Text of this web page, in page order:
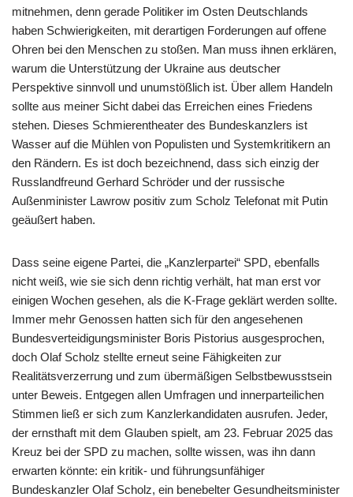
mitnehmen, denn gerade Politiker im Osten Deutschlands
haben Schwierigkeiten, mit derartigen Forderungen auf offene
Ohren bei den Menschen zu stoßen. Man muss ihnen erklären,
warum die Unterstützung der Ukraine aus deutscher
Perspektive sinnvoll und unumstößlich ist. Über allem Handeln
sollte aus meiner Sicht dabei das Erreichen eines Friedens
stehen. Dieses Schmierentheater des Bundeskanzlers ist
Wasser auf die Mühlen von Populisten und Systemkritikern an
den Rändern. Es ist doch bezeichnend, dass sich einzig der
Russlandfreund Gerhard Schröder und der russische
Außenminister Lawrow positiv zum Scholz Telefonat mit Putin
geäußert haben.
Dass seine eigene Partei, die „Kanzlerpartei“ SPD, ebenfalls
nicht weiß, wie sie sich denn richtig verhält, hat man erst vor
einigen Wochen gesehen, als die K-Frage geklärt werden sollte.
Immer mehr Genossen hatten sich für den angesehenen
Bundesverteidigungsminister Boris Pistorius ausgesprochen,
doch Olaf Scholz stellte erneut seine Fähigkeiten zur
Realitätsverzerrung und zum übermäßigen Selbstbewusstsein
unter Beweis. Entgegen allen Umfragen und innerparteilichen
Stimmen ließ er sich zum Kanzlerkandidaten ausrufen. Jeder,
der ernsthaft mit dem Glauben spielt, am 23. Februar 2025 das
Kreuz bei der SPD zu machen, sollte wissen, was ihn dann
erwarten könnte: ein kritik- und führungsunfähiger
Bundeskanzler Olaf Scholz, ein benebelter Gesundheitsminister